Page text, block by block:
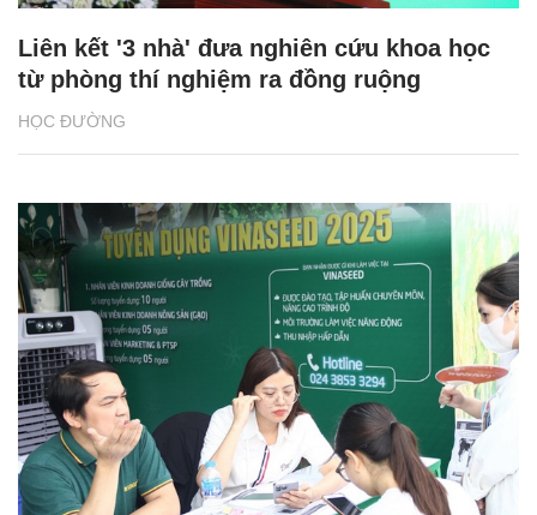
HỌC ĐƯỜNG
Liên kết '3 nhà' đưa nghiên cứu khoa học
từ phòng thí nghiệm ra đồng ruộng